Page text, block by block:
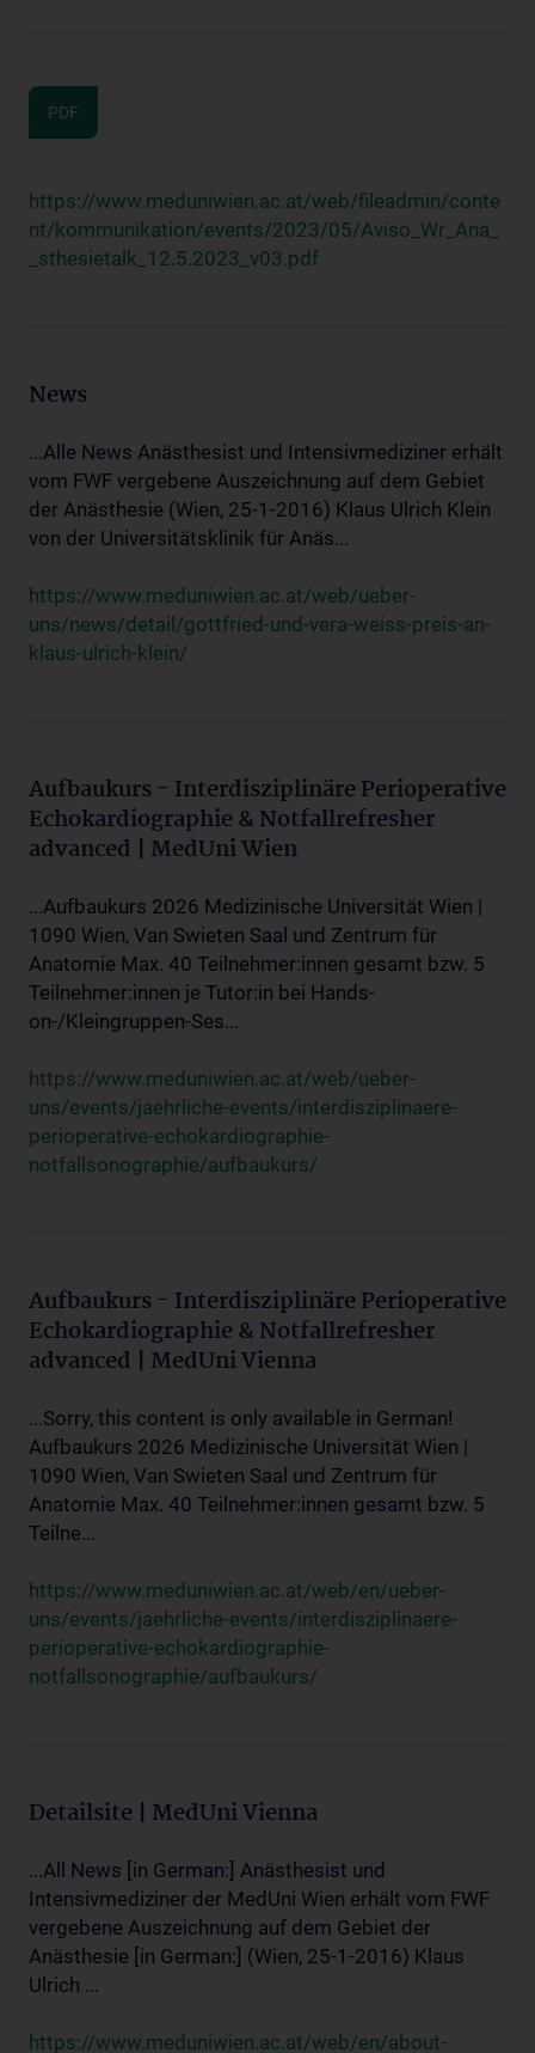
PDF
https://www.meduniwien.ac.at/web/fileadmin/conte
nt/kommunikation/events/2023/05/Aviso_Wr_Ana_
_sthesietalk_12.5.2023_v03.pdf
News
...Alle News Anästhesist und Intensivmediziner erhält
vom FWF vergebene Auszeichnung auf dem Gebiet
der Anästhesie (Wien, 25-1-2016) Klaus Ulrich Klein
von der Universitätsklinik für Anäs...
https://www.meduniwien.ac.at/web/ueber-
uns/news/detail/gottfried-und-vera-weiss-preis-an-
klaus-ulrich-klein/
Aufbaukurs - Interdisziplinäre Perioperative
Echokardiographie & Notfallrefresher
advanced | MedUni Wien
...Aufbaukurs 2026 Medizinische Universität Wien |
1090 Wien, Van Swieten Saal und Zentrum für
Anatomie Max. 40 Teilnehmer:innen gesamt bzw. 5
Teilnehmer:innen je Tutor:in bei Hands-
on-/Kleingruppen-Ses...
https://www.meduniwien.ac.at/web/ueber-
uns/events/jaehrliche-events/interdisziplinaere-
perioperative-echokardiographie-
notfallsonographie/aufbaukurs/
Aufbaukurs - Interdisziplinäre Perioperative
Echokardiographie & Notfallrefresher
advanced | MedUni Vienna
...Sorry, this content is only available in German!
Aufbaukurs 2026 Medizinische Universität Wien |
1090 Wien, Van Swieten Saal und Zentrum für
Anatomie Max. 40 Teilnehmer:innen gesamt bzw. 5
Teilne...
https://www.meduniwien.ac.at/web/en/ueber-
uns/events/jaehrliche-events/interdisziplinaere-
perioperative-echokardiographie-
notfallsonographie/aufbaukurs/
Detailsite | MedUni Vienna
...All News [in German:] Anästhesist und
Intensivmediziner der MedUni Wien erhält vom FWF
vergebene Auszeichnung auf dem Gebiet der
Anästhesie [in German:] (Wien, 25-1-2016) Klaus
Ulrich ...
https://www.meduniwien.ac.at/web/en/about-